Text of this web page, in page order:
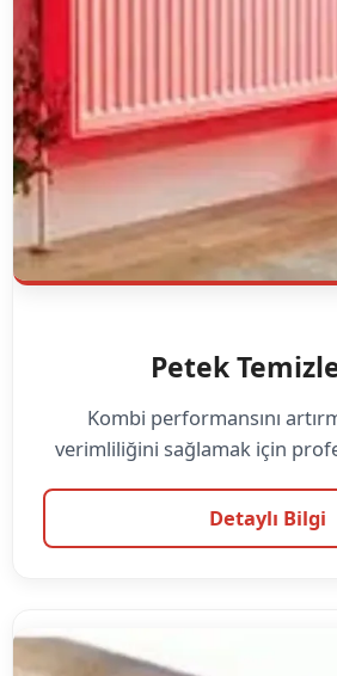
Petek
Kombi performansını
verimliliğini sağlamak için
Detaylı Bilgi